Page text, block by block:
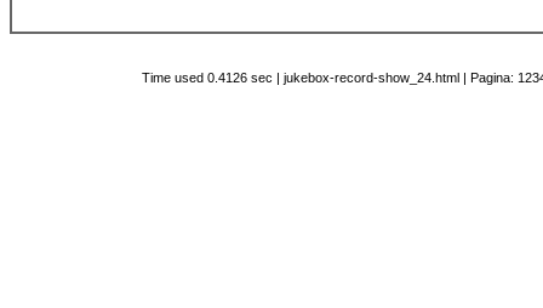
Time used 0.4126 sec | jukebox-record-show_24.html | Pagina: